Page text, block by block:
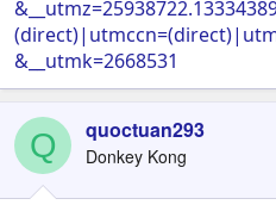
&__utmk=2668531
Q quoctuan293
Donkey Kong